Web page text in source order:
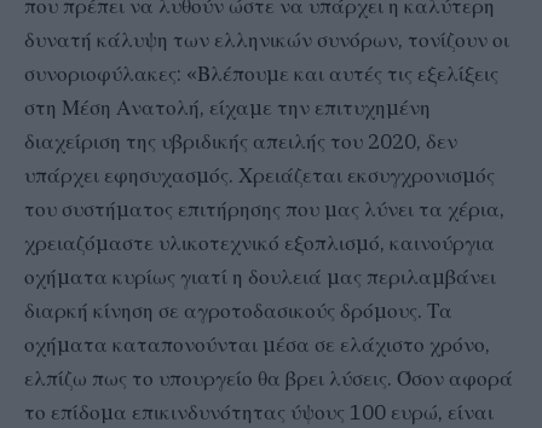
που πρέπει να λυθούν ώστε να υπάρχει η καλύτερη
δυνατή κάλυψη των ελληνικών συνόρων, τονίζουν οι
συνοριοφύλακες: «Βλέπουµε και αυτές τις εξελίξεις
στη Μέση Ανατολή, είχαµε την επιτυχηµένη
διαχείριση της υβριδικής απειλής του 2020, δεν
υπάρχει εφησυχασµός. Χρειάζεται εκσυγχρονισµός
του συστήµατος επιτήρησης που µας λύνει τα χέρια,
χρειαζόµαστε υλικοτεχνικό εξοπλισµό, καινούργια
οχήµατα κυρίως γιατί η δουλειά µας περιλαµβάνει
διαρκή κίνηση σε αγροτοδασικούς δρόµους. Τα
οχήµατα καταπονούνται µέσα σε ελάχιστο χρόνο,
ελπίζω πως το υπουργείο θα βρει λύσεις. Όσον αφορά
το επίδοµα επικινδυνότητας ύψους 100 ευρώ, είναι